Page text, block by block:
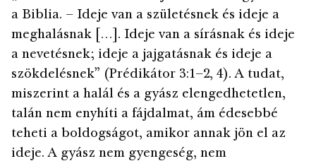
a Biblia. – Ideje van a születésnek és ideje a
meghalásnak […]. Ideje van a sírásnak és ideje
a nevetésnek; ideje a jajgatásnak és ideje a
szökdelésnek” (Prédikátor 3:1–2, 4). A tudat,
miszerint a halál és a gyász elengedhetetlen,
talán nem enyhíti a fájdalmat, ám édesebbé
teheti a boldogságot, amikor annak jön el az
ideje. A gyász nem gyengeség, nem